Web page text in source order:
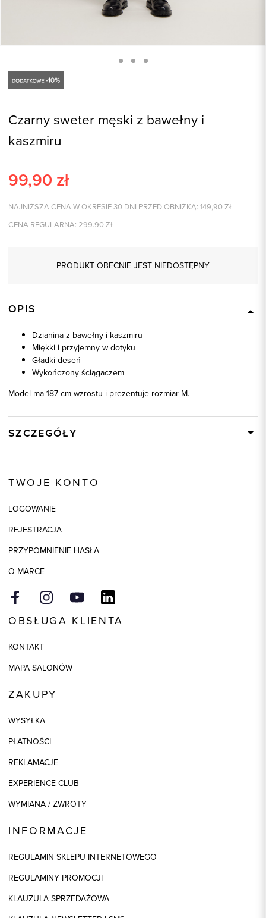
Czarny sweter męski z bawełny i
kaszmiru
99,90 zł
NAJNIŻSZA CENA W OKRESIE 30 DNI PRZED OBNIŻKĄ: 149,90 ZŁ
CENA REGULARNA: 299.90 ZŁ
PRODUKT OBECNIE JEST NIEDOSTĘPNY
OPIS
Dzianina z bawełny i kaszmiru
Miękki i przyjemny w dotyku
Gładki deseń
Wykończony ściągaczem
Model ma 187 cm wzrostu i prezentuje rozmiar M.
SZCZEGÓŁY
Skład tkaniny
TWOJE KONTO
LOGOWANIE
REJESTRACJA
PRZYPOMNIENIE HASŁA
O MARCE
OBSŁUGA KLIENTA
KONTAKT
MAPA SALONÓW
ZAKUPY
WYSYŁKA
PŁATNOŚCI
REKLAMACJE
EXPERIENCE CLUB
WYMIANA / ZWROTY
INFORMACJE
REGULAMIN SKLEPU INTERNETOWEGO
REGULAMINY PROMOCJI
KLAUZULA SPRZEDAŻOWA